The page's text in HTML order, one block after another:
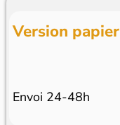
Version papier
Envoi 24-48h